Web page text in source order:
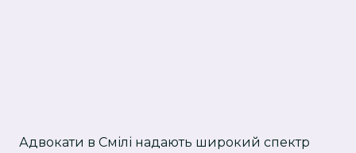
Адвокати в Смілі надають широкий спектр